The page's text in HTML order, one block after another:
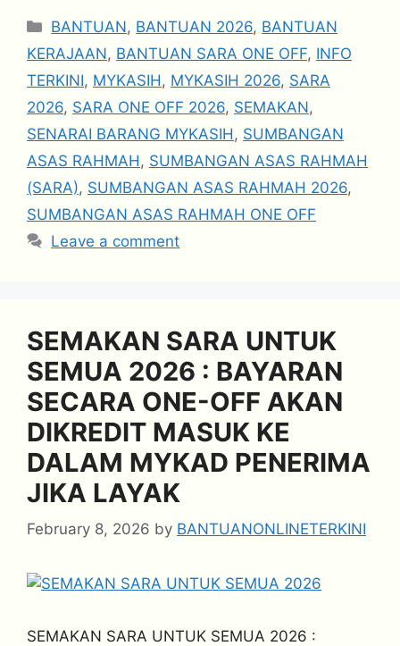
Categories
BANTUAN, BANTUAN 2026, BANTUAN
KERAJAAN, BANTUAN SARA ONE OFF, INFO
TERKINI, MYKASIH , MYKASIH 2026, SARA
2026, SARA ONE OFF 2026, SEMAKAN,
SENARAI BARANG MYKASIH , SUMBANGAN
ASAS RAHMAH , SUMBANGAN ASAS RAHMAH
(SARA), SUMBANGAN ASAS RAHMAH 2026,
SUMBANGAN ASAS RAHMAH ONE OFF
Leave a comment
SEMAKAN SARA UNTUK
SEMUA 2026 : BAYARAN
SECARA ONE-OFF AKAN
DIKREDIT MASUK KE
DALAM MYKAD PENERIMA
JIKA LAYAK
February 8, 2026 by BANTUANONLINETERKINI
SEMAKAN SARA UNTUK SEMUA 2026 :